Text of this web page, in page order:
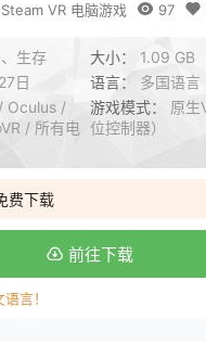
Steam VR 电脑游戏 97
生存 大小： 1.09 GB
日 语言： 多国语言
Oculus /
/ 所有电
游戏模式： 原生
位控制器）
费下载
前往下载
言！